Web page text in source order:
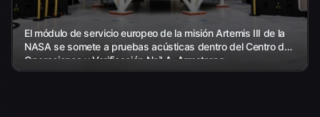
El módulo de servicio europeo de la misión Artemis III de la
NASA se somete a pruebas acústicas dentro del Centro de
Operaciones y Verificación Neil A. Armstrong...